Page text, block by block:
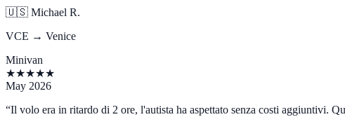
🇺🇸 Michael R.
VCE → Venice
Minivan
★★★★★
May 2026
“Il volo era in ritardo di 2 ore, l'autista ha aspettato senza costi aggiuntivi.